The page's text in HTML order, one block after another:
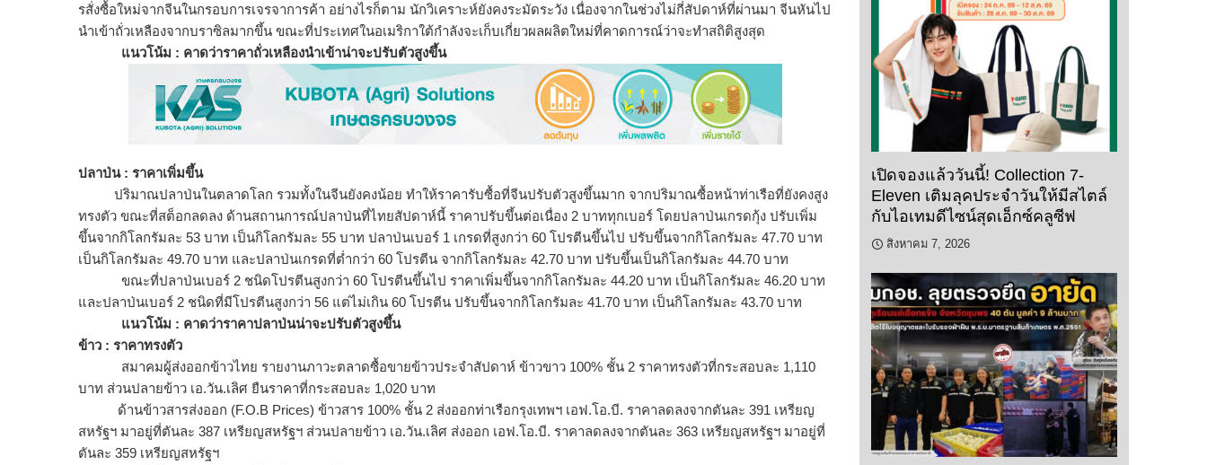
รสั่งซื้อใหม่จากจีนในกรอบการเจรจาการค้า อย่างไรก็ตาม นักวิเคราะห์ยังคงระมัดระวัง เนื่องจากในช่วงไม่กี่สัปดาห์ที่ผ่านมา จีนหันไป
นำเข้าถั่วเหลืองจากบราซิลมากขึ้น ขณะที่ประเทศในอเมริกาใต้กำลังจะเก็บเกี่ยวผลผลิตใหม่ที่คาดการณ์ว่าจะทำสถิติสูงสุด
แนวโน้ม : คาดว่าราคาถั่วเหลืองนำเข้าน่าจะปรับตัวสูงขึ้น
ปลาป่น : ราคาเพิ่มขึ้น
ปริมาณปลาป่นในตลาดโลก รวมทั้งในจีนยังคงน้อย ทำให้ราคารับซื้อที่จีนปรับตัวสูงขึ้นมาก จากปริมาณซื้อหน้าท่าเรือที่ยังคงสูง
ทรงตัว ขณะที่สต็อกลดลง ด้านสถานการณ์ปลาป่นที่ไทยสัปดาห์นี้ ราคาปรับขึ้นต่อเนื่อง 2 บาททุกเบอร์ โดยปลาป่นเกรดกุ้ง ปรับเพิ่ม
ขึ้นจากกิโลกรัมละ 53 บาท เป็นกิโลกรัมละ 55 บาท ปลาป่นเบอร์ 1 เกรดที่สูงกว่า 60 โปรตีนขึ้นไป ปรับขึ้นจากกิโลกรัมละ 47.70 บาท
เป็นกิโลกรัมละ 49.70 บาท และปลาป่นเกรดที่ต่ำกว่า 60 โปรตีน จากกิโลกรัมละ 42.70 บาท ปรับขึ้นเป็นกิโลกรัมละ 44.70 บาท
ขณะที่ปลาป่นเบอร์ 2 ชนิดโปรตีนสูงกว่า 60 โปรตีนขึ้นไป ราคาเพิ่มขึ้นจากกิโลกรัมละ 44.20 บาท เป็นกิโลกรัมละ 46.20 บาท
และปลาป่นเบอร์ 2 ชนิดที่มีโปรตีนสูงกว่า 56 แต่ไม่เกิน 60 โปรตีน ปรับขึ้นจากกิโลกรัมละ 41.70 บาท เป็นกิโลกรัมละ 43.70 บาท
แนวโน้ม : คาดว่าราคาปลาป่นน่าจะปรับตัวสูงขึ้น
ข้าว : ราคาทรงตัว
สมาคมผู้ส่งออกข้าวไทย รายงานภาวะตลาดซื้อขายข้าวประจำสัปดาห์ ข้าวขาว 100% ชั้น 2 ราคาทรงตัวที่กระสอบละ 1,110
บาท ส่วนปลายข้าว เอ.วัน.เลิศ ยืนราคาที่กระสอบละ 1,020 บาท
ด้านข้าวสารส่งออก (F.O.B Prices) ข้าวสาร 100% ชั้น 2 ส่งออกท่าเรือกรุงเทพฯ เอฟ.โอ.บี. ราคาลดลงจากตันละ 391 เหรียญ
สหรัฐฯ มาอยู่ที่ตันละ 387 เหรียญสหรัฐฯ ส่วนปลายข้าว เอ.วัน.เลิศ ส่งออก เอฟ.โอ.บี. ราคาลดลงจากตันละ 363 เหรียญสหรัฐฯ มาอยู่ที่
ตันละ 359 เหรียญสหรัฐฯ
เปิดจองแล้ววันนี้! Collection 7-
Eleven เติมลุคประจำวันให้มีสไตล์
กับไอเทมดีไซน์สุดเอ็กซ์คลูซีฟ
สิงหาคม 7, 2026